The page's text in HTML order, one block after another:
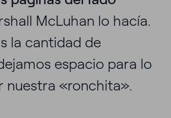
McLuhan lo hacía.
la cantidad de
espacio para lo
nuestra «ronchita».